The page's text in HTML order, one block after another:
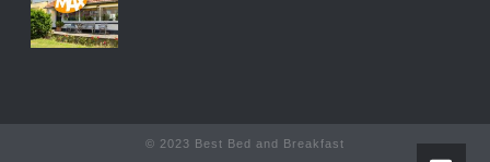
© 2023 Best Bed and Breakfast